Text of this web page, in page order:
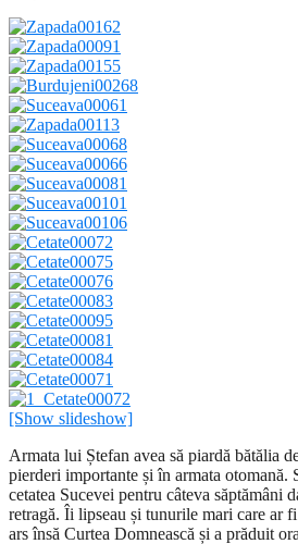
[Show slideshow]
Armata lui Ștefan avea să piardă bătălia
pierderi importante și în armata otomană.
cetatea Sucevei pentru câteva săptămâni
retragă. Îi lipseau și tunurile mari care ar
ars însă Curtea Domnească și a prăduit